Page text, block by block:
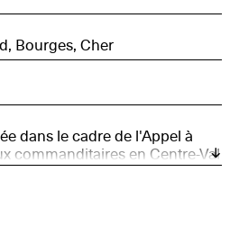
Bourges, Cher
dans le cadre de l'Appel à
commanditaires en Centre-Val
de la Société des Nouveaux